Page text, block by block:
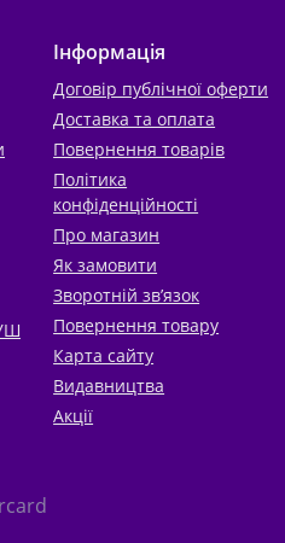
Інформація
Договір публічної оферти
Доставка та оплата
Повернення товарів
Політика
конфіденційності
Про магазин
Як замовити
Зворотній зв’язок
Повернення товару
Карта сайту
Видавництва
Акції